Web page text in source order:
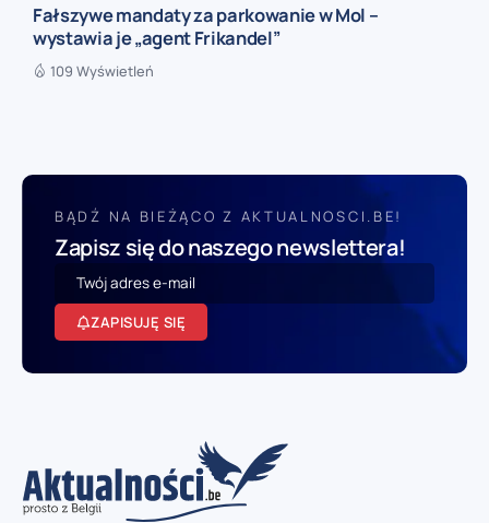
Fałszywe mandaty za parkowanie w Mol –
wystawia je „agent Frikandel”
109 Wyświetleń
BĄDŹ NA BIEŻĄCO Z AKTUALNOSCI.BE!
Zapisz się do naszego newslettera!
ZAPISUJĘ SIĘ